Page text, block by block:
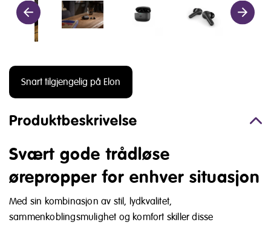
Snart tilgjengelig på Elon
Produktbeskrivelse
Svært gode trådløse
ørepropper for enhver situasjon
Med sin kombinasjon av stil, lydkvalitet,
sammenkoblingsmulighet og komfort skiller disse